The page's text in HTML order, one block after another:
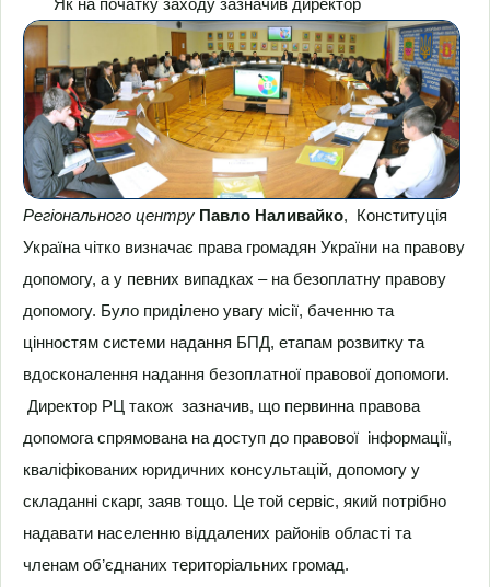
Як на початку заходу зазначив директор
Регіонального центру Павло Наливайко, Конституція
Україна чітко визначає права громадян України на правову
допомогу, а у певних випадках – на безоплатну правову
допомогу. Було приділено увагу місії, баченню та
цінностям системи надання БПД, етапам розвитку та
вдосконалення надання безоплатної правової допомоги.
Директор РЦ також зазначив, що первинна правова
допомога спрямована на доступ до правової інформації,
кваліфікованих юридичних консультацій, допомогу у
складанні скарг, заяв тощо. Це той сервіс, який потрібно
надавати населенню віддалених районів області та
членам об’єднаних територіальних громад.